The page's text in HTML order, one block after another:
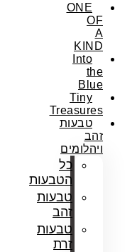
ONE
OF
A
KIND
Into
the
Blue
Tiny
Treasures
טבעות
זהב
ויהלומים
כל
הטבעות
טבעות
זהב
טבעות
זרת